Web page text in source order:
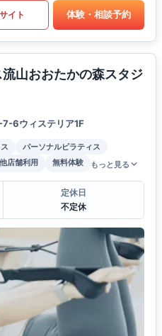
イト 体験・相談予約
山おおたかの森スタジ
7-6ウィステリア1F
パーソナルピラティス
他店舗利用 無料体験 もっと見る
定休日
不定休